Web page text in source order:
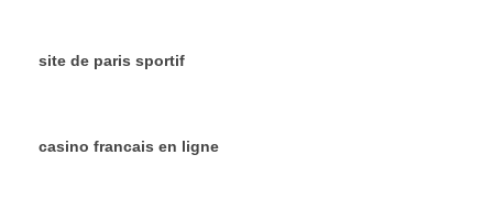
site de paris sportif
casino francais en ligne